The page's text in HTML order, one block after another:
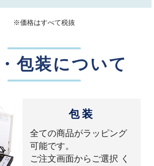
※価格はすべて税抜
包装について
包装
全ての商品がラッピング
可能です。
ご注文画面からご選択 く